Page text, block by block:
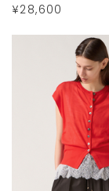
¥28,600